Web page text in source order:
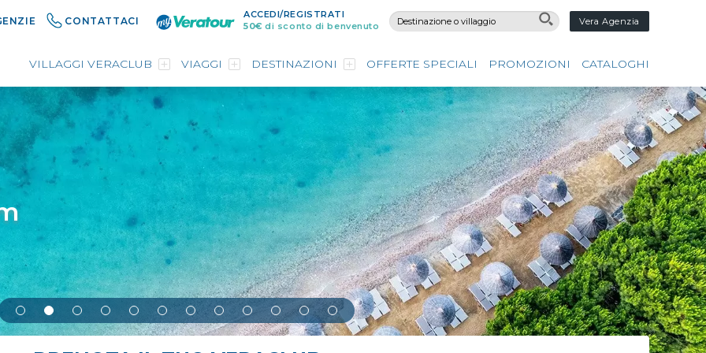
CONTATTACI
ACCEDI/REGISTRATI
50€ di sconto di benvenuto Vera Agenzia
VILLAGGI VERACLUB VIAGGI DESTINAZIONI OFFERTE SPECIALI PROMOZIONI CATALOGHI
Blue
Cicladi
e Baleari
Blue